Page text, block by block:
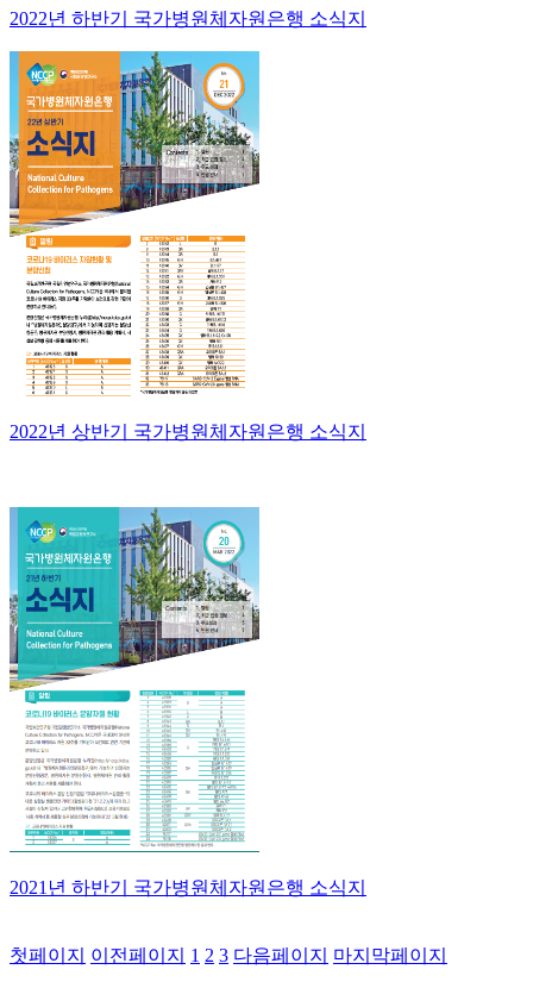
2022년 하반기 국가병원체자원은행 소식지
2022년 상반기 국가병원체자원은행 소식지
2021년 하반기 국가병원체자원은행 소식지
첫페이지 이전페이지 1 2 3 다음페이지 마지막페이지